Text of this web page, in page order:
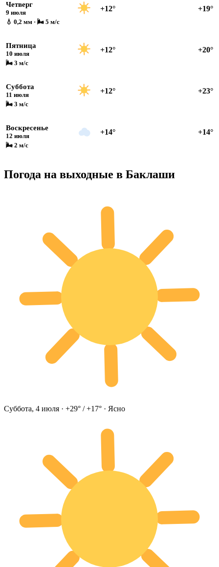
Четверг
9 июля +12° +19°
💧 0,2 мм · 🌬 5 м/с
Пятница
10 июля +12° +20°
🌬 3 м/с
Суббота
11 июля +12° +23°
🌬 3 м/с
Воскресенье
12 июля +14° +14°
🌬 2 м/с
Погода на выходные в Баклаши
Суббота, 4 июля · +29° / +17° · Ясно